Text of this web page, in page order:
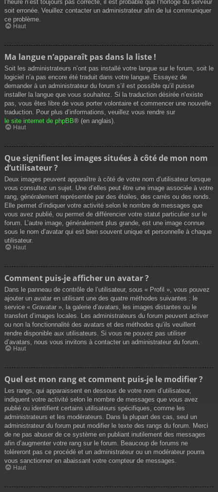
l’heure n’est toujours pas correcte, il est probable que l’horloge du serveur
soit erronée. Veuillez contacter un administrateur afin de lui communiquer
ce problème.
Haut
Ma langue n’apparaît pas dans la liste !
Soit les administrateurs n’ont pas installé votre langue sur le forum, soit le
logiciel n’a pas encore été traduit dans votre langue. Essayez de
demander à un administrateur du forum s’il est possible qu’il puisse
installer la langue que vous souhaitez. Si la traduction désirée n’existe
pas, vous êtes libre de vous porter volontaire et commencer une nouvelle
traduction. Pour plus d’informations, veuillez vous rendre sur
le site internet de phpBB® (en anglais).
Haut
Que signifient les images situées à côté de mon nom
d’utilisateur ?
Deux images peuvent apparaître à côté de votre nom d’utilisateur lorsque
vous consultez un sujet. Une d’elles peut être une image associée à votre
rang, généralement représentée par des étoiles, des carrés ou des ronds.
Elle permet d’indiquer votre activité selon le nombre de messages que
vous avez publié, ou permet de différencier votre statut particulier sur le
forum. L’autre image, généralement plus grande, est une image connue
sous le nom d’avatar qui est bien souvent unique et personnelle à chaque
utilisateur.
Haut
Comment puis-je afficher un avatar ?
Dans le panneau de contrôle de l’utilisateur, sous « Profil », vous pouvez
ajouter un avatar en utilisant une des quatre méthodes suivantes : le
service « Gravatar », la galerie d’avatars, les images distantes ou le
transfert d’images locales. Les administrateurs du forum peuvent activer
ou non la fonctionnalité des avatars et des méthodes qu’ils veuillent
rendre disponible aux utilisateurs. Si vous ne pouvez pas utiliser
d’avatars, nous vous invitons à contacter un administrateur du forum.
Haut
Quel est mon rang et comment puis-je le modifier ?
Les rangs, qui apparaissent en dessous de votre nom d’utilisateur,
indiquent votre activité selon le nombre de messages que vous avez
publié ou identifient certains utilisateurs spécifiques, comme les
administrateurs et les modérateurs. Dans la plupart des cas, seul un
administrateur du forum peut modifier le texte des rangs du forum. Merci
de ne pas abuser de ce système en publiant inutilement des messages
afin d’augmenter votre rang sur le forum. Beaucoup de forums ne
toléreront pas ce procédé et un administrateur ou un modérateur pourra
vous sanctionner en abaissant votre compteur de messages.
Haut